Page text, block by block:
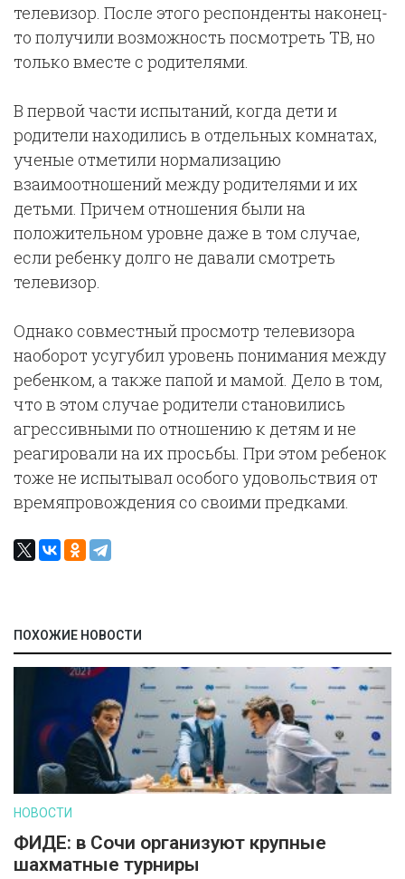
телевизор. После этого респонденты наконец-
то получили возможность посмотреть ТВ, но
только вместе с родителями.
В первой части испытаний, когда дети и
родители находились в отдельных комнатах,
ученые отметили нормализацию
взаимоотношений между родителями и их
детьми. Причем отношения были на
положительном уровне даже в том случае,
если ребенку долго не давали смотреть
телевизор.
Однако совместный просмотр телевизора
наоборот усугубил уровень понимания между
ребенком, а также папой и мамой. Дело в том,
что в этом случае родители становились
агрессивными по отношению к детям и не
реагировали на их просьбы. При этом ребенок
тоже не испытывал особого удовольствия от
времяпровождения со своими предками.
ПОХОЖИЕ НОВОСТИ
НОВОСТИ
ФИДЕ: в Сочи организуют крупные
шахматные турниры